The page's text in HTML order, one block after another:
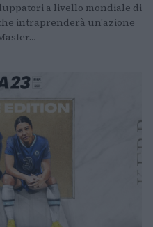
a livello mondiale di
intraprenderà un'azione